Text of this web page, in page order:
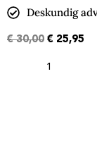
Deskundig
€30,00 € 25,95